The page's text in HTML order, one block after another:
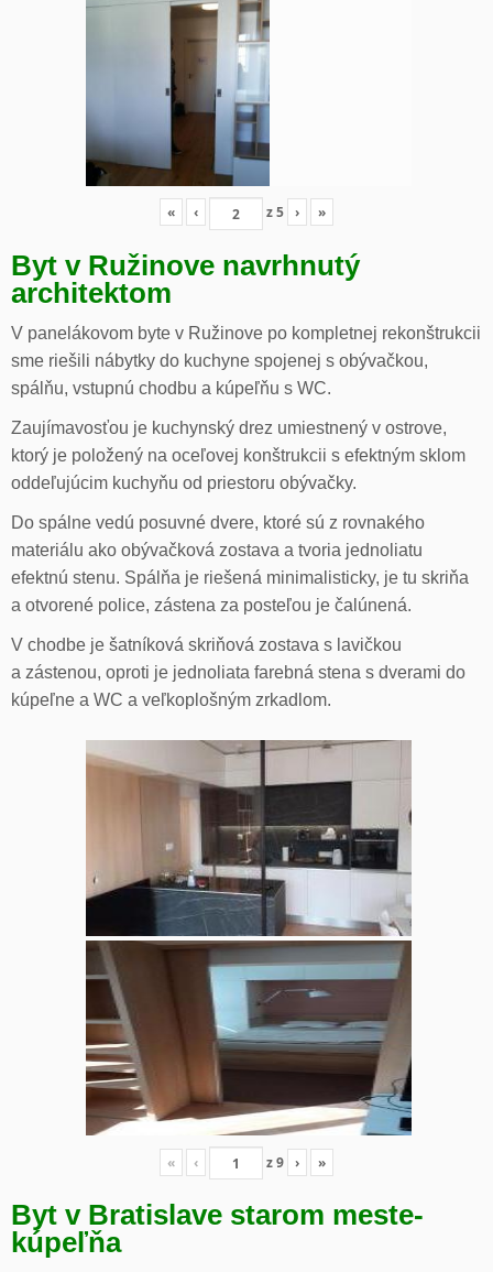
« ‹ z5 › »
Byt v Ružinove navrhnutý
architektom
V panelákovom byte v Ružinove po kompletnej rekonštrukcii
sme riešili nábytky do kuchyne spojenej s obývačkou,
spálňu, vstupnú chodbu a kúpeľňu s WC.
Zaujímavosťou je kuchynský drez umiestnený v ostrove,
ktorý je položený na oceľovej konštrukcii s efektným sklom
oddeľujúcim kuchyňu od priestoru obývačky.
Do spálne vedú posuvné dvere, ktoré sú z rovnakého
materiálu ako obývačková zostava a tvoria jednoliatu
efektnú stenu. Spálňa je riešená minimalisticky, je tu skriňa
a otvorené police, zástena za posteľou je čalúnená.
V chodbe je šatníková skriňová zostava s lavičkou
a zástenou, oproti je jednoliata farebná stena s dverami do
kúpeľne a WC a veľkoplošným zrkadlom.
« ‹ z9 › »
Byt v Bratislave starom meste-
kúpeľňa